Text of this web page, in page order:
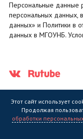
Персональные данные
персональных данных,
данных» и Политики в
данных в МГОУНБ.
Государственное
Этот сайт использует
Продолжая
обработки